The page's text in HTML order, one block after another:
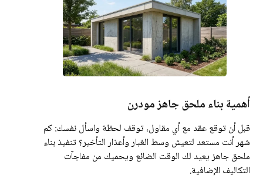
أهمية بناء ملحق جاهز مودرن
قبل أن توقع عقد مع أي مقاول، توقف لحظة واسأل نفسك: كم
شهر أنت مستعد لتعيش وسط الغبار وأعذار التأخير؟ تنفيذ بناء
ملحق جاهز يعيد لك الوقت الضائع ويحميك من مفاجآت
التكاليف الإضافية.